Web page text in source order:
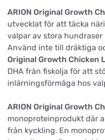
ARION Original Growth
utvecklat för att täcka
valpar av stora hundraser
Använd inte till dräktiga
Original Growth Chicken
DHA från fiskolja för att
inlärningsförmåga hos
ARION Original Growth
monoproteinprodukt där
från kyckling. En